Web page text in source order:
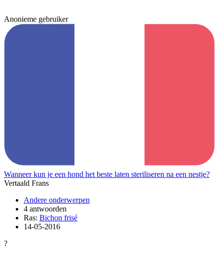
Anonieme gebruiker
Wanneer kun je een hond het beste laten steriliseren na een nestje?
Vertaald Frans
Andere onderwerpen
4 antwoorden
Ras: Bichon frisé
14-05-2016
?